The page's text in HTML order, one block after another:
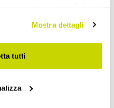
consenso in qualsiasi
sui cookie o facendo clic
privacy.
sulla tua posizione
Mostra dettagli
tutti
limitado.